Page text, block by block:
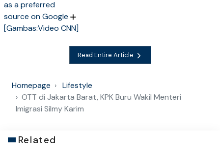
as a preferred
source on Google
[Gambas:Video CNN]
Read Entire Article
Homepage
Lifestyle
OTT di Jakarta Barat, KPK Buru Wakil Menteri
Imigrasi Silmy Karim
Related